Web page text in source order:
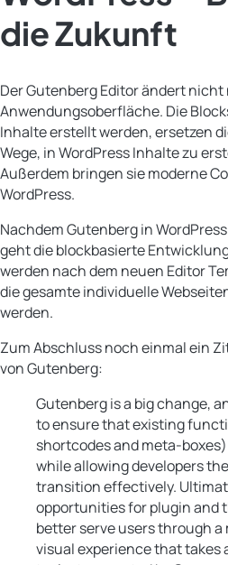
die Zukunft
Der Gutenberg Editor ändert nicht
Anwendungsoberfläche. Die
Inhalte erstellt werden, ersetzen
Wege, in WordPress Inhalte zu
Außerdem bringen sie moderne
WordPress.
Nachdem Gutenberg in
geht die blockbasierte
werden nach dem neuen Editor
die gesamte individuelle
werden.
Zum Abschluss noch einmal ein
von Gutenberg:
Gutenberg is a big change,
to ensure that existing
shortcodes and meta-
while allowing developers
transition effectively.
opportunities for plugin and
better serve users through a
visual experience that takes